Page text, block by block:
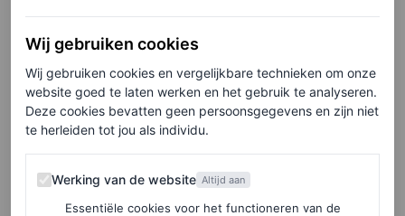
Kim Kardashian
Wij gebruiken cookies
Wij gebruiken cookies en vergelijkbare technieken om onze
website goed te laten werken en het gebruik te analyseren.
Deze cookies bevatten geen persoonsgegevens en zijn niet
te herleiden tot jou als individu.
Werking van de website
Werking van de website Altijd aan
Essentiële cookies voor het functioneren van de